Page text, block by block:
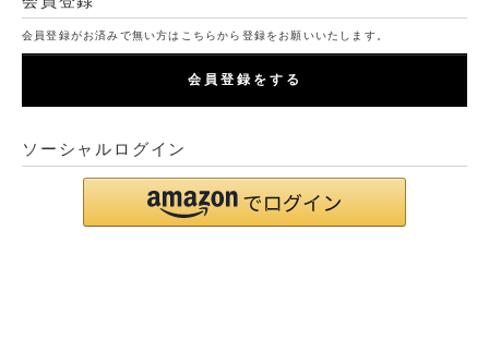
会員登録がお済みで無い方はこちらから登録をお願いいたします。
会員登録をする
ソーシャルログイン